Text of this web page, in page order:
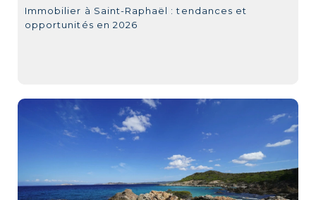
Immobilier à Saint-Raphaël : tendances et
opportunités en 2026